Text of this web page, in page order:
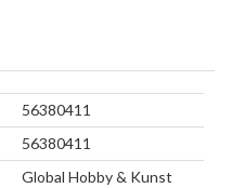
56380411
56380411
Global Hobby & Kunst